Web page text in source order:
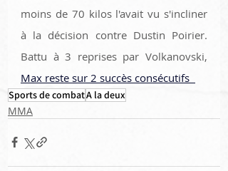
moins de 70 kilos l'avait vu s'incliner
à la décision contre Dustin Poirier.
Max reste sur 2 succès consécutifs
Sports de combatA la deux
MMA